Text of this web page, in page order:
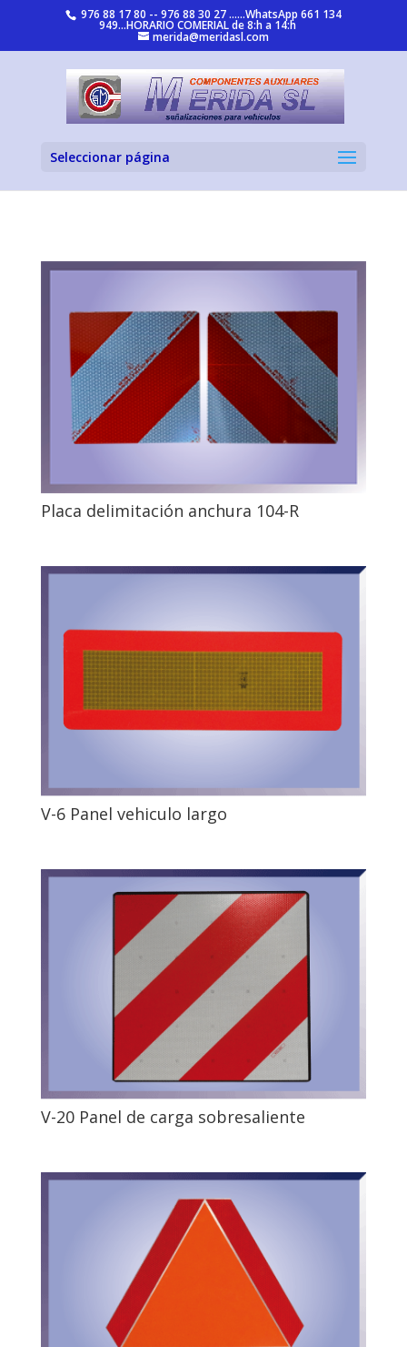
976 88 17 80 -- 976 88 30 27 ......WhatsApp 661 134
949...HORARIO COMERIAL de 8:h a 14:h
merida@meridasl.com
Seleccionar página
Placa delimitación anchura 104-R
V-6 Panel vehiculo largo
V-20 Panel de carga sobresaliente